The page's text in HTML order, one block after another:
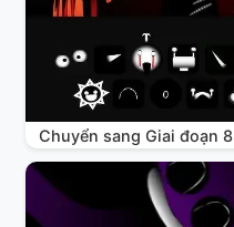
Chuyển sang Giai đoạn 8